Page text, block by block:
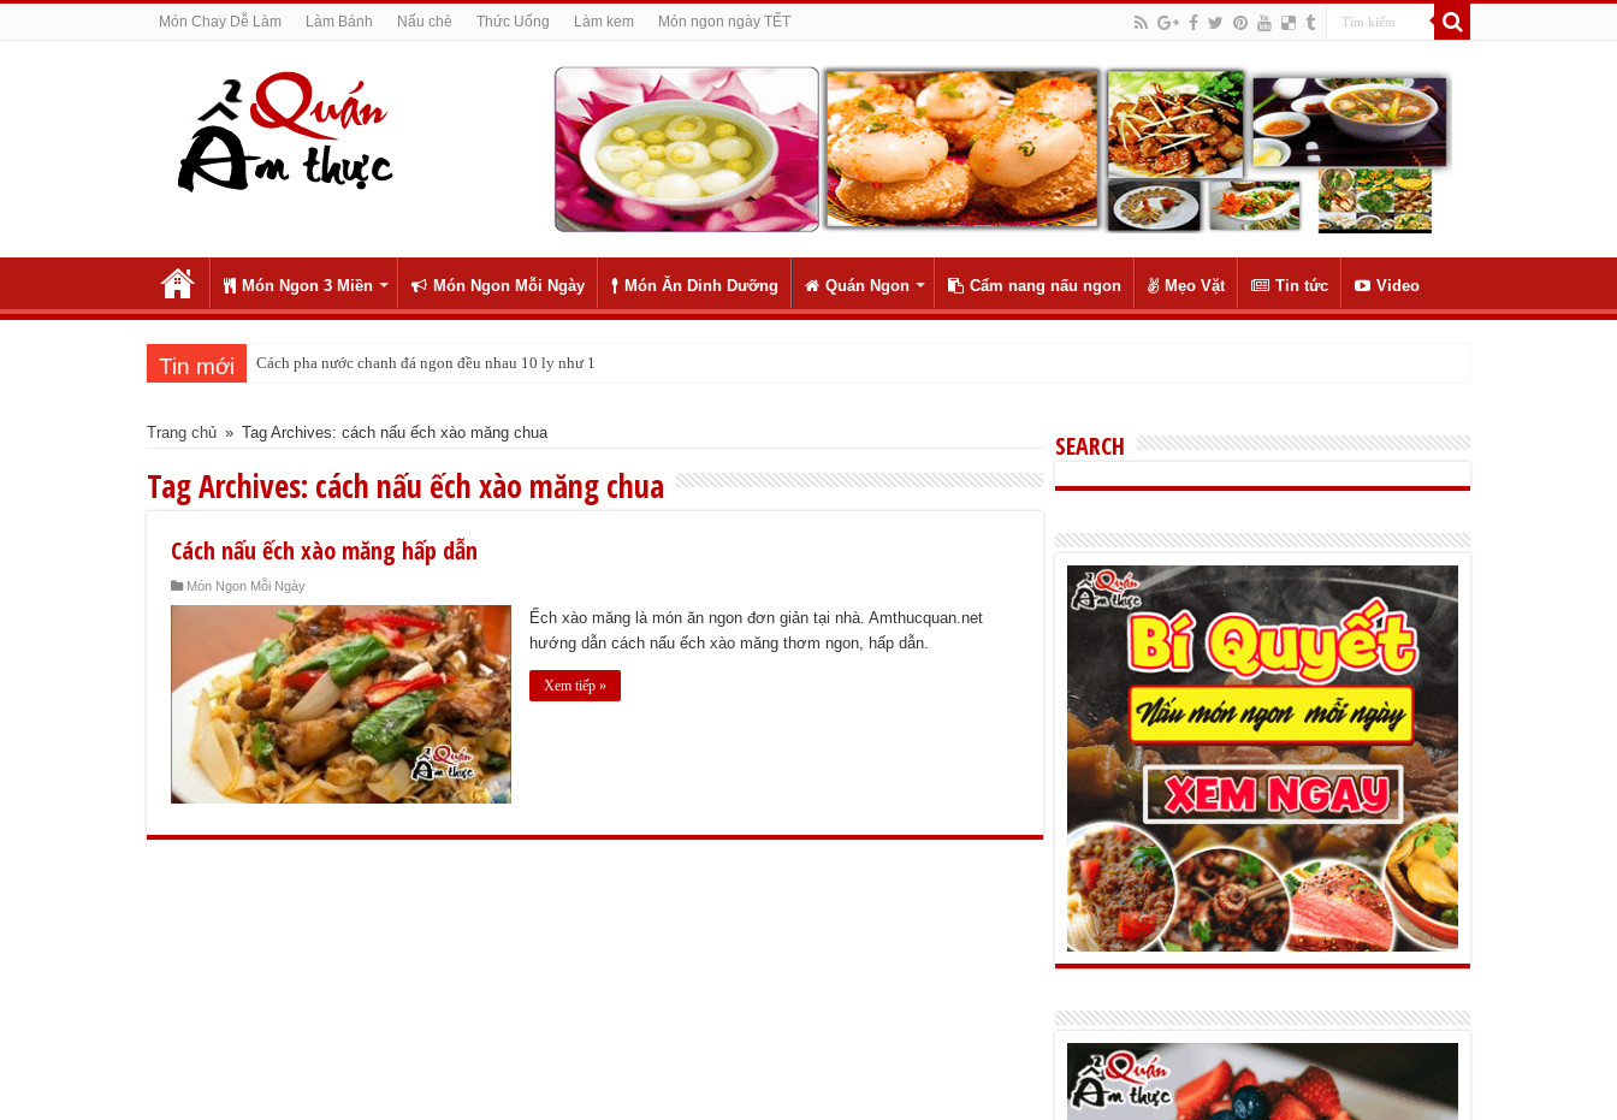
Món Chay Dễ Làm Làm Bánh Nấu chè Thức Uống Làm kem Món ngon ngày TẾT
Món Ngon 3 Miền Món Ngon Mỗi Ngày Món Ăn Dinh Dưỡng Quán Ngon Cẩm nang nấu ngon Mẹo Vặt Tin tức Video
Tin mới Cách pha nước chanh đá ngon đều nhau 10 ly như 1
Trang chủ » Tag Archives: cách nấu ếch xào măng chua
Tag Archives: cách nấu ếch xào măng chua
Cách nấu ếch xào măng hấp dẫn
Món Ngon Mỗi Ngày
Ếch xào măng là món ăn ngon đơn giản tại nhà. Amthucquan.net
hướng dẫn cách nấu ếch xào măng thơm ngon, hấp dẫn.
Xem tiếp »
SEARCH